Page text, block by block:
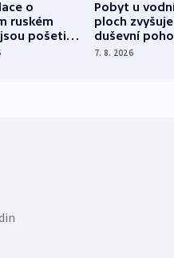
o
ruském
pošetilé,
Pobyt u
ploch zvyšuje
duševní
ukázala
7. 8. 2026